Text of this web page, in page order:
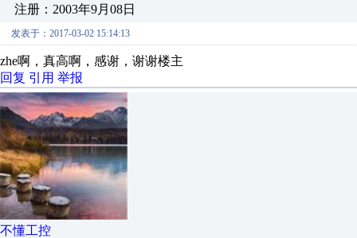
注册：2003年9月08日
发表于：2017-03-02 15:14:13
zhe啊，真高啊，感谢，谢谢楼主
回复 引用 举报
不懂工控